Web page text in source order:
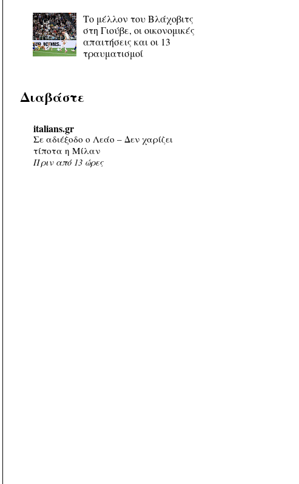
Το μέλλον του Βλάχοβιτς
στη Γιούβε, οι οικονομικές
απαιτήσεις και οι 13
τραυματισμοί
Διαβάστε
italians.gr
Σε αδιέξοδο ο Λεάο – Δεν χαρίζει
τίποτα η Μίλαν
Πριν από 13 ώρες